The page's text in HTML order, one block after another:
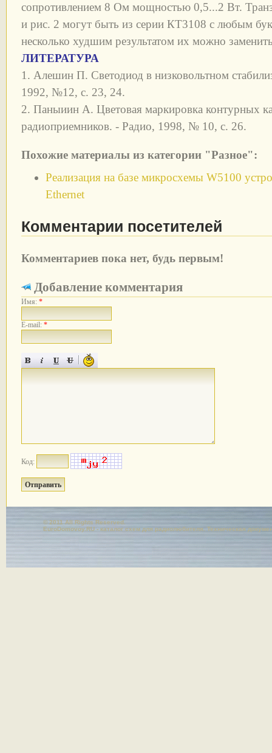
сопротивлением 8 Ом мощностью 0,5...2 Вт.
и рис. 2 могут быть из серии КТ3108 с любым
несколько худшим результатом их можно
ЛИТЕРАТУРА
1. Алешин П. Светодиод в низковольтном
1992, №12, с. 23, 24.
2. Паныиин А. Цветовая маркировка контурных
радиоприемников. - Радио, 1998, № 10, с. 26.
Похожие материалы из категории "Разное":
Реализация на базе микросхемы W5100
Ethernet
Комментарии посетителей
Комментариев пока нет, будь первым!
Добавление комментария
Имя: *
E-mail: *
Код:
© 2011 All Rights Reserved.
EuroDomovoy.RU - каталог схем для радиолюбителя. Техническая